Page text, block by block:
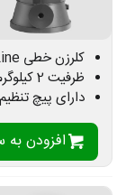
کلرزن خطی In-Line
ظرفیت 2 کیلوگرم
دارای پیچ
افزودن به